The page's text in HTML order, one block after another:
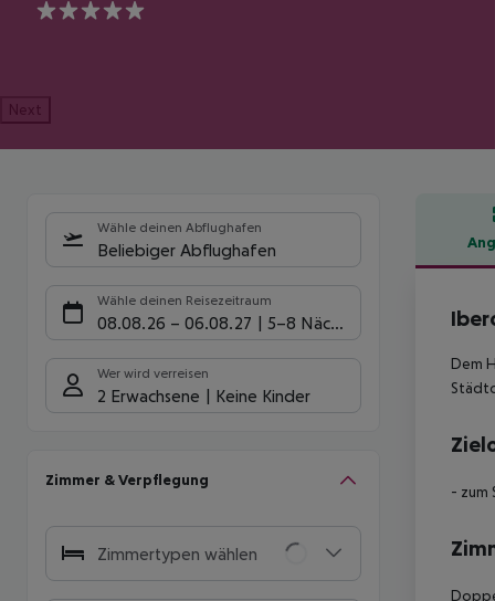
5
Next
Wähle deinen Abflughafen
Beliebiger Abflughafen
Wähle deinen Reisezeitraum
08.08.26 – 06.08.27 5-8 Nächte
Wer wird verreisen
2 Erwachsene Keine Kinder
Zimmer & Verpflegung
Zimmertypen wählen
Dem
- zum